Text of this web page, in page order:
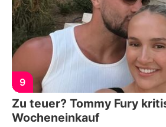
9
Zu teuer? Tommy Fury
Wocheneinkauf